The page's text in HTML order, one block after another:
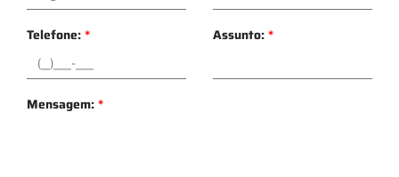
Telefone:* Assunto:*
Mensagem:*